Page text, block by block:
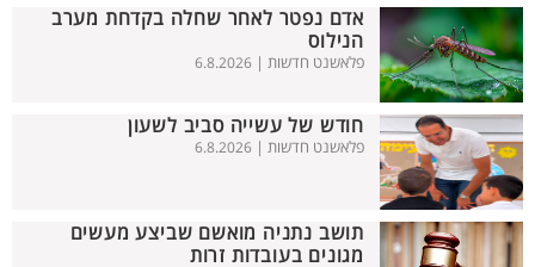
אדם נפטר לאחר שחלה בקדחת מערב
הנילוס
פלאשנט חדשות | 6.8.2026
חודש של עשייה סביב לשעון
פלאשנט חדשות | 6.8.2026
תושב נתניה מואשם שביצע מעשים
מגונים בעובדות זרות